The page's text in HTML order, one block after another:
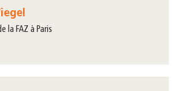
la FAZ à Paris